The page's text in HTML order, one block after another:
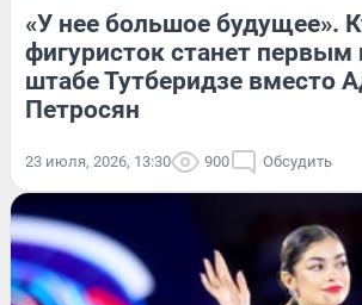
«У нее большое будущее».
фигуристок станет
штабе Тутберидзе вместо
Петросян
23 июля, 2026, 13:30 900 Обсудить